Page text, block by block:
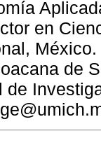
en
de
de